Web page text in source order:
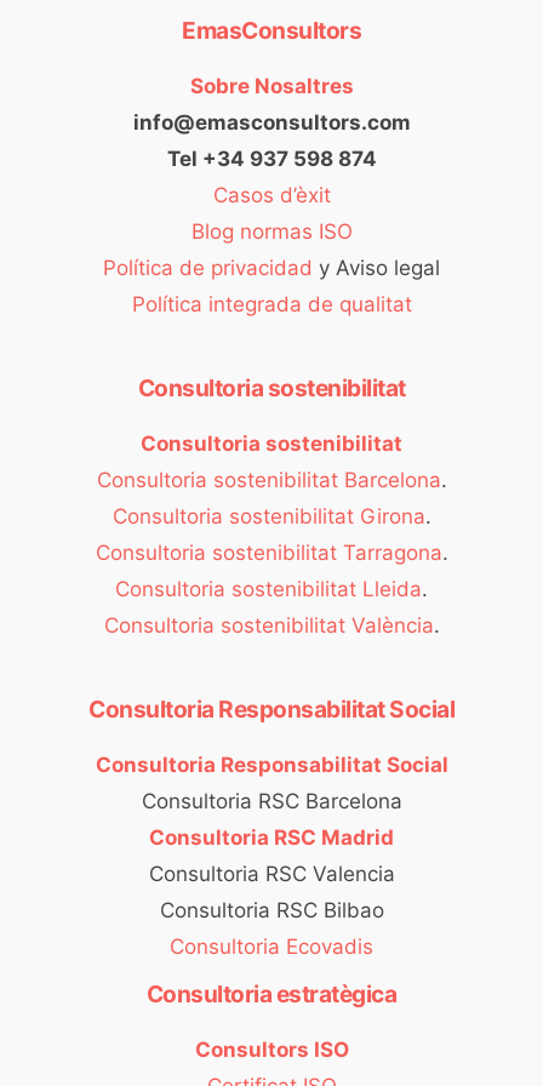
EmasConsultors
Sobre Nosaltres
info@emasconsultors.com
Tel +34 937 598 874
Casos d’èxit
Blog normas ISO
Política de privacidad y Aviso legal
Política integrada de qualitat
Consultoria sostenibilitat
Consultoria sostenibilitat
Consultoria sostenibilitat Barcelona.
Consultoria sostenibilitat Girona.
Consultoria sostenibilitat Tarragona.
Consultoria sostenibilitat Lleida.
Consultoria sostenibilitat València.
Consultoria Responsabilitat Social
Consultoria Responsabilitat Social
Consultoria RSC Barcelona
Consultoria RSC Madrid
Consultoria RSC Valencia
Consultoria RSC Bilbao
Consultoria Ecovadis
Consultoria estratègica
Consultors ISO